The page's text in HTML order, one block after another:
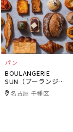
パン
BOULANGERIE
SUN（ブーランジェ
リー・サン）
名古屋 千種区